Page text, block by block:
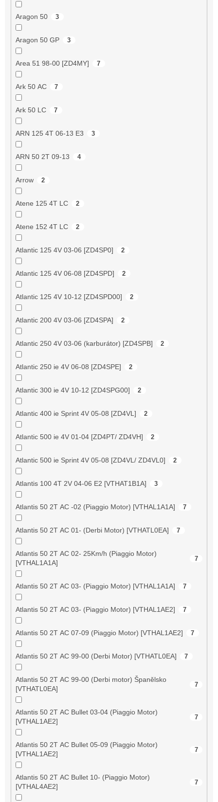
Aragon 50 3
Aragon 50 GP 3
Area 51 98-00 [ZD4MY] 7
Ark 50 AC 7
Ark 50 LC 7
ARN 125 4T 06-13 E3 3
ARN 50 2T 09-13 4
Arrow 2
Atene 125 4T LC 2
Atene 152 4T LC 2
Atlantic 125 4V 03-06 [ZD4SP0] 2
Atlantic 125 4V 06-08 [ZD4SPD] 2
Atlantic 125 4V 10-12 [ZD4SPD00] 2
Atlantic 200 4V 03-06 [ZD4SPA] 2
Atlantic 250 4V 03-06 (karburátor) [ZD4SPB] 2
Atlantic 250 ie 4V 06-08 [ZD4SPE] 2
Atlantic 300 ie 4V 10-12 [ZD4SPG00] 2
Atlantic 400 ie Sprint 4V 05-08 [ZD4VL] 2
Atlantic 500 ie 4V 01-04 [ZD4PT/ ZD4VH] 2
Atlantic 500 ie Sprint 4V 05-08 [ZD4VL/ ZD4VL0] 2
Atlantis 100 4T 2V 04-06 E2 [VTHAT1B1A] 3
Atlantis 50 2T AC -02 (Piaggio Motor) [VTHAL1A1A] 7
Atlantis 50 2T AC 01- (Derbi Motor) [VTHATL0EA] 7
Atlantis 50 2T AC 02- 25Km/h (Piaggio Motor)
[VTHAL1A1A]
7
Atlantis 50 2T AC 03- (Piaggio Motor) [VTHAL1A1A] 7
Atlantis 50 2T AC 03- (Piaggio Motor) [VTHAL1AE2] 7
Atlantis 50 2T AC 07-09 (Piaggio Motor) [VTHAL1AE2] 7
Atlantis 50 2T AC 99-00 (Derbi Motor) [VTHATL0EA] 7
Atlantis 50 2T AC 99-00 (Derbi motor) Španělsko
[VTHATL0EA]
7
Atlantis 50 2T AC Bullet 03-04 (Piaggio Motor)
[VTHAL1AE2]
7
Atlantis 50 2T AC Bullet 05-09 (Piaggio Motor)
[VTHAL1AE2]
7
Atlantis 50 2T AC Bullet 10- (Piaggio Motor)
[VTHAL4AE2]
7